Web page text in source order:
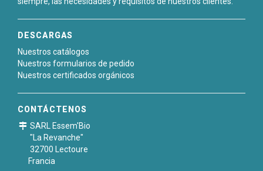
DESCARGAS
Nuestros catálogos
Nuestros formularios de pedido
Nuestros certificados orgánicos
CONTÁCTENOS
SARL Essem'Bio
"La Revanche"
32700 Lectoure
Francia